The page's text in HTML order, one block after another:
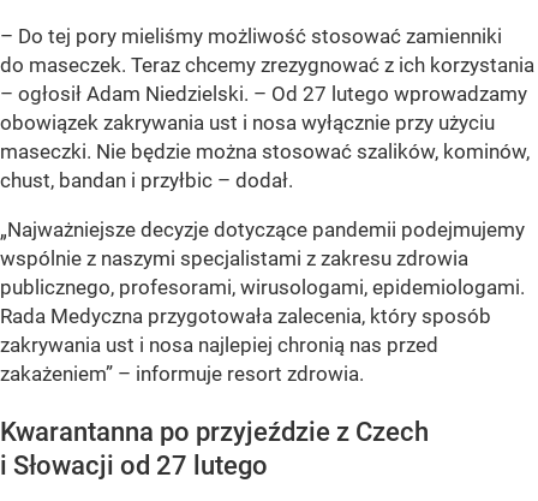
– Do tej pory mieliśmy możliwość stosować zamienniki
do maseczek. Teraz chcemy zrezygnować z ich korzystania
– ogłosił Adam Niedzielski. – Od 27 lutego wprowadzamy
obowiązek zakrywania ust i nosa wyłącznie przy użyciu
maseczki. Nie będzie można stosować szalików, kominów,
chust, bandan i przyłbic – dodał.
„Najważniejsze decyzje dotyczące pandemii podejmujemy
wspólnie z naszymi specjalistami z zakresu zdrowia
publicznego, profesorami, wirusologami, epidemiologami.
Rada Medyczna przygotowała zalecenia, który sposób
zakrywania ust i nosa najlepiej chronią nas przed
zakażeniem” – informuje resort zdrowia.
Kwarantanna po przyjeździe z Czech
i Słowacji od 27 lutego